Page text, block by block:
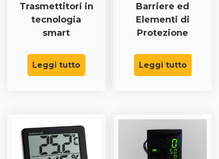
Trasmettitori in
tecnologia
smart
Leggi tutto
Barriere ed
Elementi di
Protezione
Leggi tutto